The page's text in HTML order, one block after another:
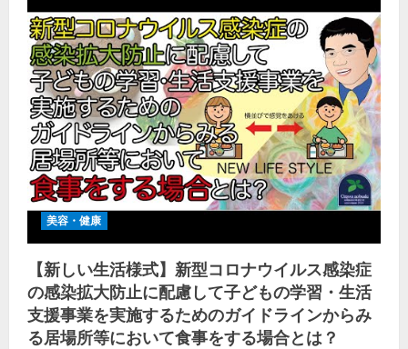
美容・健康
【新しい生活様式】新型コロナウイルス感染症
の感染拡大防止に配慮して子どもの学習・生活
支援事業を実施するためのガイドラインからみ
る居場所等において食事をする場合とは？